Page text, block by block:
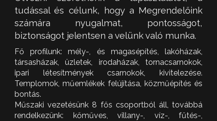
tudással és célunk, hogy a Megrendelőink
számára nyugalmat, pontosságot,
biztonságot jelentsen a velünk való munka.
Fő profilunk: mély-, és magasépítés, lakóházak,
társasházak, üzletek, irodaházak, tornacsarnokok,
ipari létesítmények csarnokok, kivitelezése.
Templomok, műemlékek felújítása, közműépítés és
bontás.
Műszaki vezetésünk 8 fős csoportból áll, továbbá
rendelkezünk: kőműves, villany-, víz-, fűtés-,